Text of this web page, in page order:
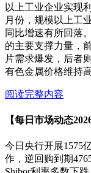
以上工业企业实现
月份，规模以上工
同比增速有所回落
的主要支撑力量，
片需求爆发，后者
有色金属价格维持高
阅读完整内容
【每日市场动态
今日央行开展1575
作，逆回购到期